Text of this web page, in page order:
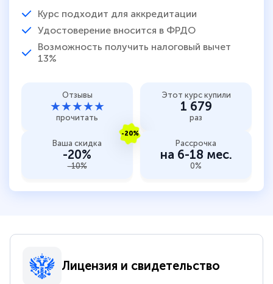
Курс подходит для аккредитации
Удостоверение вносится в ФРДО
Возможность получить налоговый вычет
13%
Отзывы
★★★★★
прочитать
Этот курс купили
1 679
раз
-20%
Ваша скидка
-20%
-10%
Рассрочка
на 6-18 мес.
0%
Лицензия и свидетельство